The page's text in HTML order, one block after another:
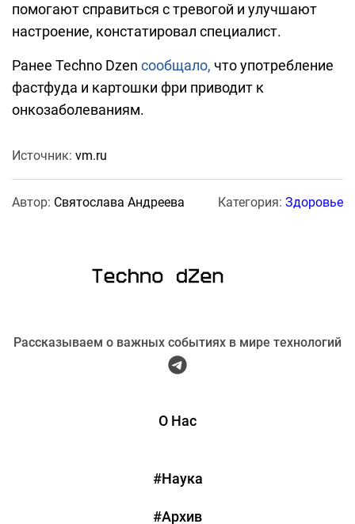
помогают справиться с тревогой и улучшают
настроение, констатировал специалист.
Ранее Techno Dzen сообщало, что употребление
фастфуда и картошки фри приводит к
онкозаболеваниям.
Источник: vm.ru
Автор: Святослава Андреева Категория: Здоровье
Рассказываем о важных событиях в мире технологий
О Нас
#Наука
#Архив